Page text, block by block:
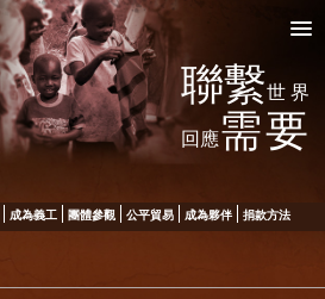
聯繫世界
回應需要
成為義工 團體參觀 公平貿易 成為夥伴 捐款方法